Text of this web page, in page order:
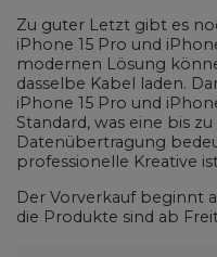
Zu guter Letzt gibt es
iPhone 15 Pro und
modernen Lösung
dasselbe Kabel laden.
iPhone 15 Pro und
Standard, was eine bis
Datenübertragung
professionelle Kreative
Der Vorverkauf beginnt
die Produkte sind ab